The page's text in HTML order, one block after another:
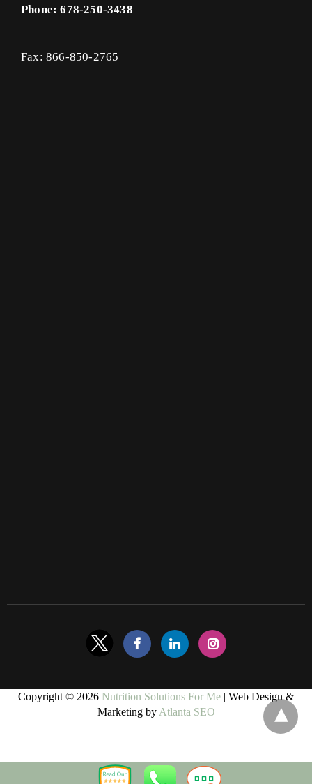
Phone: 678-250-3438
Fax: 866-850-2765
Copyright © 2026 Nutrition Solutions For Me | Web Design &
Marketing by Atlanta SEO